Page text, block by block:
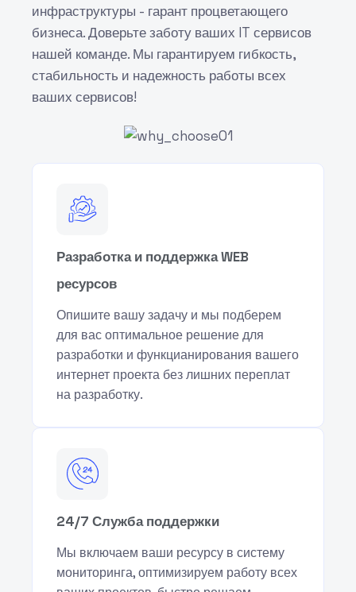
инфраструктуры - гарант процветающего
бизнеса. Доверьте заботу ваших IT сервисов
нашей команде. Мы гарантируем гибкость,
стабильность и надежность работы всех
ваших сервисов!
Разработка и поддержка WEB
ресурсов
Опишите вашу задачу и мы подберем
для вас оптимальное решение для
разработки и функцианирования вашего
интернет проекта без лишних переплат
на разработку.
24/7 Служба поддержки
Мы включаем ваши ресурсу в систему
мониторинга, оптимизируем работу всех